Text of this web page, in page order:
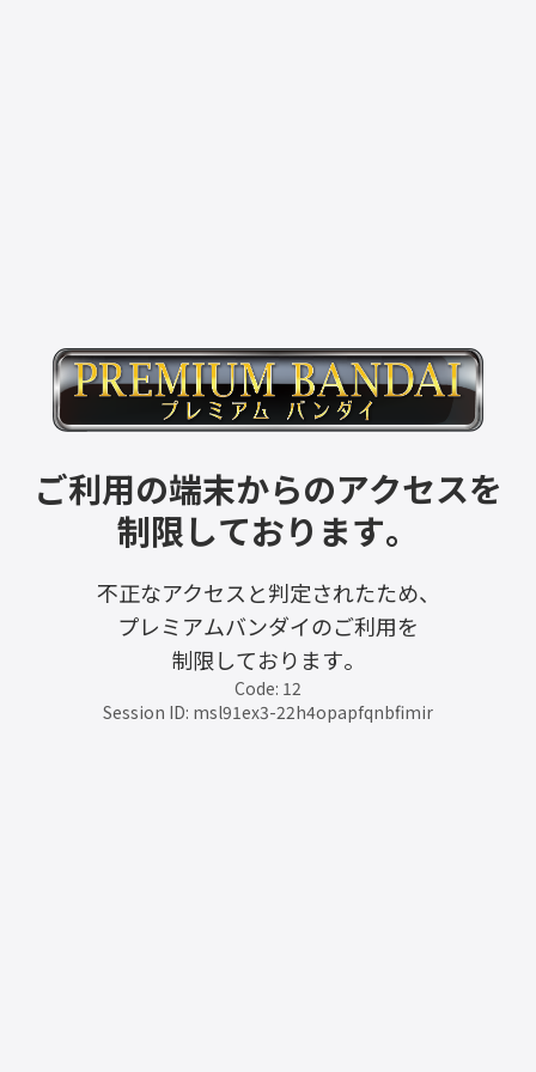
ご利用の端末からのアクセスを
制限しております。
不正なアクセスと判定されたため、
プレミアムバンダイのご利用を
制限しております。
Code: 12
Session ID: msl91ex3-22h4opapfqnbfimir